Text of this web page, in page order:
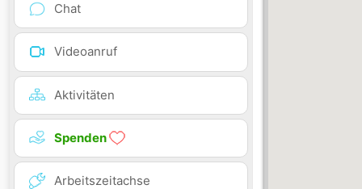
Chat
Videoanruf
Aktivitäten
Spenden
Arbeitszeitachse